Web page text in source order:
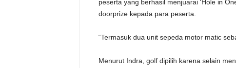
peserta yang berhasil menjuarai ‘Hole in
doorprize kepada para peserta.
“Termasuk dua unit sepeda motor matic
Menurut Indra, golf dipilih karena selain